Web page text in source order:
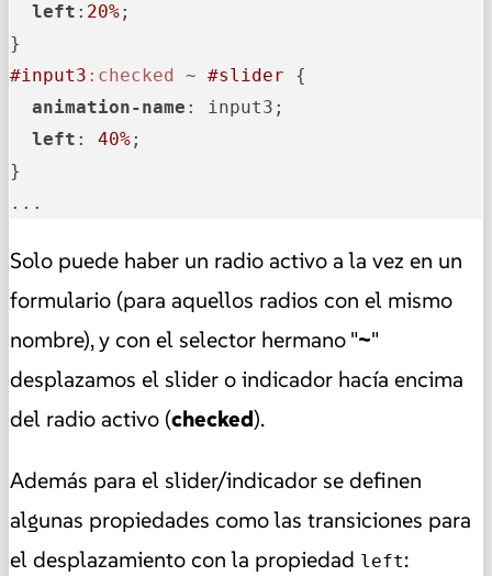
left : 20%;
#input3 :checked ~ #slider {
animation-name : input3;
left : 40%;
}
...
Solo puede haber un radio activo a la vez en un
formulario (para aquellos radios con el mismo
nombre), y con el selector hermano "~"
desplazamos el slider o indicador hacía encima
del radio activo (checked).
Además para el slider/indicador se definen
algunas propiedades como las transiciones para
el desplazamiento con la propiedad left: